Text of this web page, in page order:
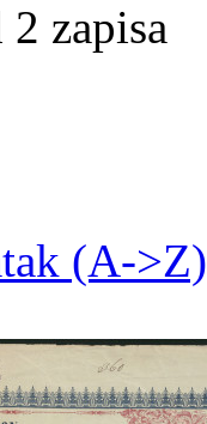
zapisa
(A->Z)